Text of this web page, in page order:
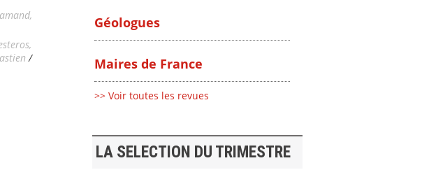
/
Géologues
Maires de France
>> Voir toutes les revues
LA SELECTION DU TRIMESTRE